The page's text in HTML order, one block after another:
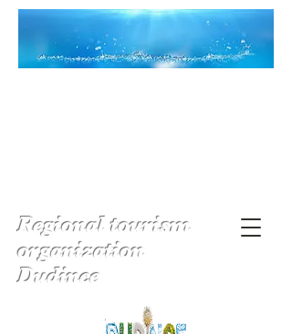
Regional tourism
organization
Dudince